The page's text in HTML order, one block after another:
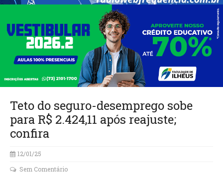
Teto do seguro-desemprego sobe
para R$ 2.424,11 após reajuste;
confira
12/01/25
Sem Comentário